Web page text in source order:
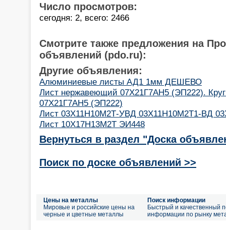
Число просмотров:
сегодня: 2, всего: 2466
Смотрите также предложения на
объявлений (pdo.ru):
Другие объявления:
Алюминиевые листы АД1 1мм ДЕШЕВО
Лист нержавеющий 07Х21Г7АН5 (ЭП222).
07Х21Г7АН5 (ЭП222)
Лист 03Х11Н10М2Т-УВД 03Х11Н10М2Т1-ВД
Лист 10Х17Н13М2Т ЭИ448
Вернуться в раздел "Доска
Поиск по доске объявлений >>
Цены на металлы
Мировые и российские цены на
черные и цветные металлы
Поиск информации
Быстрый и качественный
информации по рынку